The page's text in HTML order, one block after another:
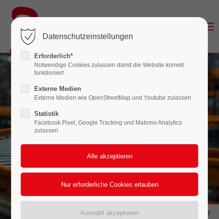
Login
Benutzername
Passwort
Lorem ipsum dolor sit amet:
Datenschutzeinstellungen
Erforderlich*
Notwendige Cookies zulassen damit die Website korrekt
funktioniert
Externe Medien
Externe Medien wie OpenStreetMap und Youtube zulassen
Statistik
Facebook Pixel, Google Tracking und Matomo Analytics
zulassen